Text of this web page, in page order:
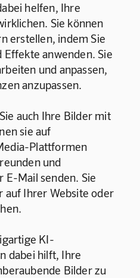
helfen, Ihre
Sie können
erstellen, indem Sie
anwenden. Sie
und anpassen,
anzupassen.
auch Ihre Bilder mit
sie auf
Plattformen
und
E-Mail senden. Sie
auf Ihrer Website oder
KI-
dabei hilft, Ihre
Bilder zu